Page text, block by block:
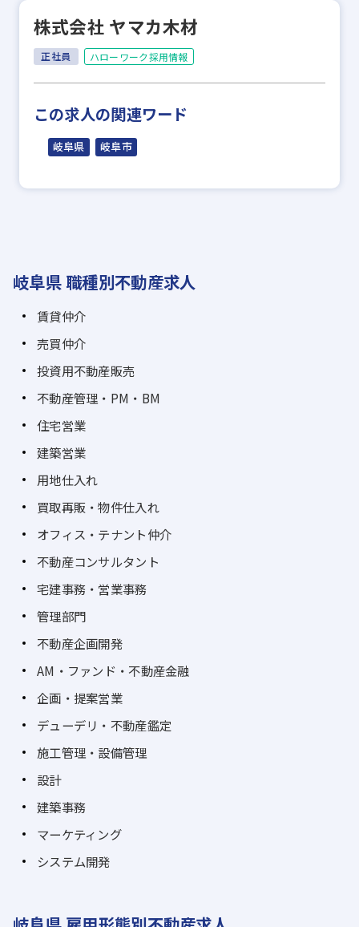
株式会社 ヤマカ木材
正社員 ハローワーク採用情報
この求人の関連ワード
岐阜県 岐阜市
岐阜県 職種別不動産求人
賃貸仲介
売買仲介
投資用不動産販売
不動産管理・PM・BM
住宅営業
建築営業
用地仕入れ
買取再販・物件仕入れ
オフィス・テナント仲介
不動産コンサルタント
宅建事務・営業事務
管理部門
不動産企画開発
AM・ファンド・不動産金融
企画・提案営業
デューデリ・不動産鑑定
施工管理・設備管理
設計
建築事務
マーケティング
システム開発